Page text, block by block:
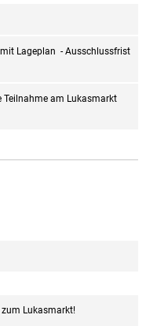
Lageplan - Ausschlussfrist
Teilnahme am Lukasmarkt
Lukasmarkt!